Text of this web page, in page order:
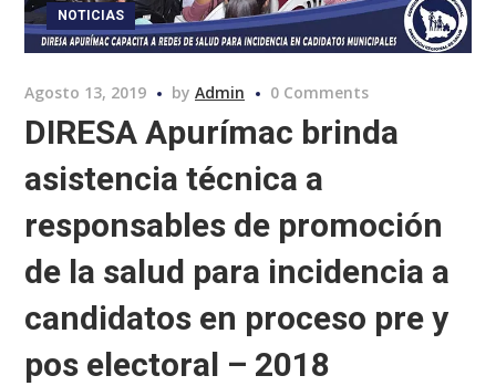
NOTICIAS
Agosto 13, 2019 byAdmin 0 Comments
DIRESA Apurímac brinda
asistencia técnica a
responsables de promoción
de la salud para incidencia a
candidatos en proceso pre y
pos electoral – 2018